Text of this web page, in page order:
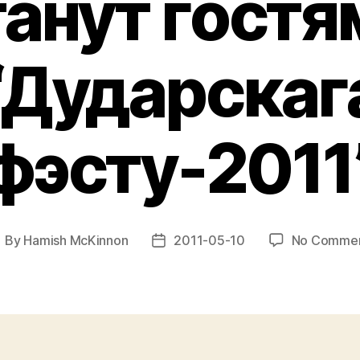
By Hamish McKinnon
Post2011-05-10 No